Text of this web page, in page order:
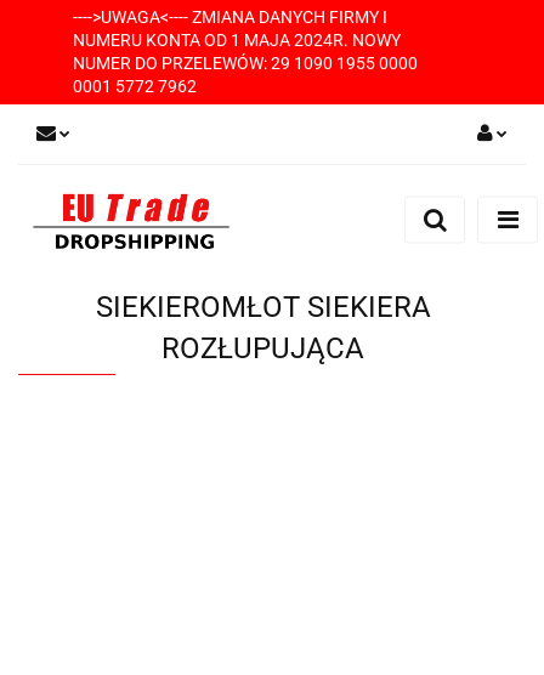
---->UWAGA<---- ZMIANA DANYCH FIRMY I
NUMERU KONTA OD 1 MAJA 2024R. NOWY
NUMER DO PRZELEWÓW: 29 1090 1955 0000
0001 5772 7962
Zarejestruj się
SIEKIEROMŁOT SIEKIERA
ROZŁUPUJĄCA